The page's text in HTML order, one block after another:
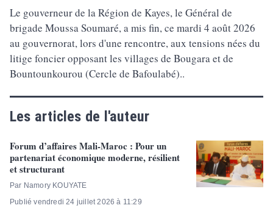
Le gouverneur de la Région de Kayes, le Général de
brigade Moussa Soumaré, a mis fin, ce mardi 4 août 2026
au gouvernorat, lors d'une rencontre, aux tensions nées du
litige foncier opposant les villages de Bougara et de
Bountounkourou (Cercle de Bafoulabé)..
Les articles de l'auteur
Forum d’affaires Mali-Maroc : Pour un
partenariat économique moderne, résilient
et structurant
Par Namory KOUYATE
Publié vendredi 24 juillet 2026 à 11:29